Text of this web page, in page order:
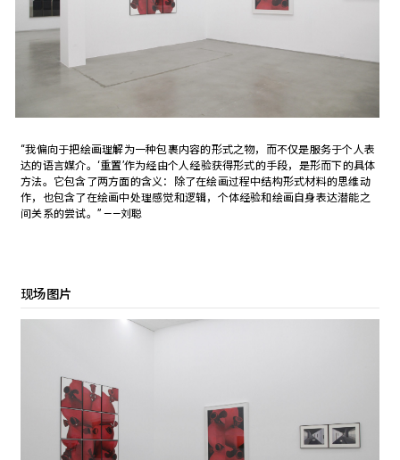
“我偏向于把绘画理解为一种包裹内容的形式之物，而不仅是服务于个人表
达的语言媒介。‘重置’作为经由个人经验获得形式的手段，是形而下的具体
方法。它包含了两方面的含义：除了在绘画过程中结构形式材料的思维动
作，也包含了在绘画中处理感觉和逻辑，个体经验和绘画自身表达潜能之
间关系的尝试。” ——刘聪
现场图片